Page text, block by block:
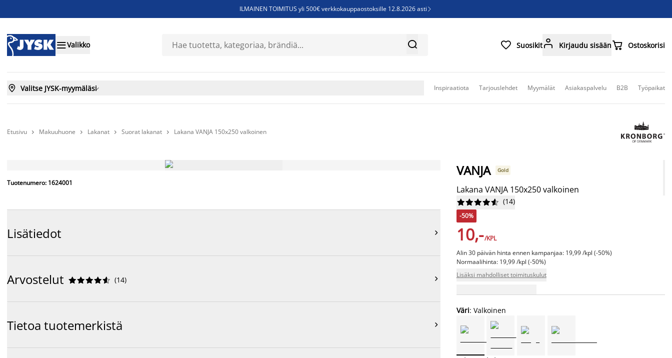
ILMAINEN TOIMITUS yli 500€ verkkokauppaostoksille 12.8.2026 asti 
Sijauspatjoja - Säästä jopa 60%
Valikko   Suosikit Kirjaudu sisään Ostoskorisi
 Valitse JYSK-myymäläsi Inspiraatiota Tarjouslehdet Myymälät Asiakaspalvelu B2B Työpaikat
Etusivu  Makuuhuone  Lakanat  Suorat lakanat  Lakana VANJA 150x250 valkoinen
Tuotenumero: 1624001
Lisätiedot 
Arvostelut 




 (14) 
Tietoa tuotemerkistä 
VANJA Gold
Lakana VANJA 150x250 valkoinen





 (14)
-50%
10,-/KPL
Alin 30 päivän hinta ennen kampanjaa: 19,99 /kpl (-50%)
Normaalihinta: 19,99 /kpl (-50%)
Lisäksi mahdolliset toimituskulut
Väri: Valkoinen